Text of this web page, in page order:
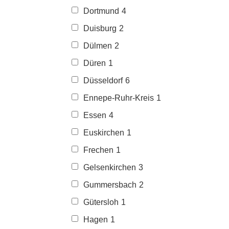
Dortmund 4
Duisburg 2
Dülmen 2
Düren 1
Düsseldorf 6
Ennepe-Ruhr-Kreis 1
Essen 4
Euskirchen 1
Frechen 1
Gelsenkirchen 3
Gummersbach 2
Gütersloh 1
Hagen 1